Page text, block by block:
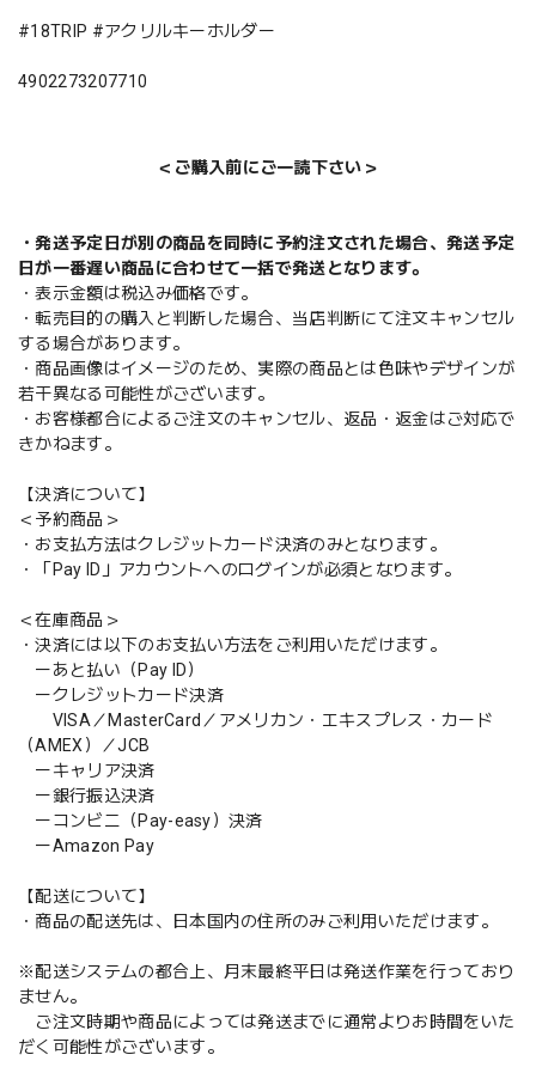
#18TRIP #アクリルキーホルダー
4902273207710
＜ご購入前にご一読下さい＞
・発送予定日が別の商品を同時に予約注文された場合、発送予定
日が一番遅い商品に合わせて一括で発送となります。
・表示金額は税込み価格です。
・転売目的の購入と判断した場合、当店判断にて注文キャンセル
する場合があります。
・商品画像はイメージのため、実際の商品とは色味やデザインが
若干異なる可能性がございます。
・お客様都合によるご注文のキャンセル、返品・返金はご対応で
きかねます。
【決済について】
＜予約商品＞
・お支払方法はクレジットカード決済のみとなります。
・「Pay ID」アカウントへのログインが必須となります。
＜在庫商品＞
・決済には以下のお支払い方法をご利用いただけます。
ーあと払い（Pay ID）
ークレジットカード決済
VISA／MasterCard／アメリカン・エキスプレス・カード
（AMEX）／JCB
ーキャリア決済
ー銀行振込決済
ーコンビニ（Pay-easy）決済
ーAmazon Pay
【配送について】
・商品の配送先は、日本国内の住所のみご利用いただけます。
※配送システムの都合上、月末最終平日は発送作業を行っており
ません。
ご注文時期や商品によっては発送までに通常よりお時間をいた
だく可能性がございます。